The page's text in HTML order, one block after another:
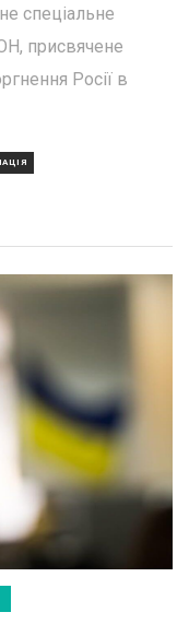
спеціальне
присвячене
Росії в